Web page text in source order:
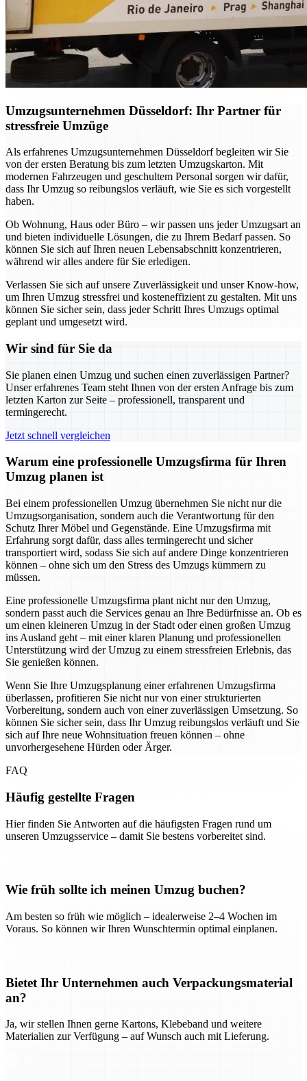
Umzugsunternehmen Düsseldorf: Ihr Partner für
stressfreie Umzüge
Als erfahrenes Umzugsunternehmen Düsseldorf begleiten wir Sie
von der ersten Beratung bis zum letzten Umzugskarton. Mit
modernen Fahrzeugen und geschultem Personal sorgen wir dafür,
dass Ihr Umzug so reibungslos verläuft, wie Sie es sich vorgestellt
haben.
Ob Wohnung, Haus oder Büro – wir passen uns jeder Umzugsart an
und bieten individuelle Lösungen, die zu Ihrem Bedarf passen. So
können Sie sich auf Ihren neuen Lebensabschnitt konzentrieren,
während wir alles andere für Sie erledigen.
Verlassen Sie sich auf unsere Zuverlässigkeit und unser Know-how,
um Ihren Umzug stressfrei und kosteneffizient zu gestalten. Mit uns
können Sie sicher sein, dass jeder Schritt Ihres Umzugs optimal
geplant und umgesetzt wird.
Wir sind für Sie da
Sie planen einen Umzug und suchen einen zuverlässigen Partner?
Unser erfahrenes Team steht Ihnen von der ersten Anfrage bis zum
letzten Karton zur Seite – professionell, transparent und
termingerecht.
Jetzt schnell vergleichen
Warum eine professionelle Umzugsfirma für Ihren
Umzug planen ist
Bei einem professionellen Umzug übernehmen Sie nicht nur die
Umzugsorganisation, sondern auch die Verantwortung für den
Schutz Ihrer Möbel und Gegenstände. Eine Umzugsfirma mit
Erfahrung sorgt dafür, dass alles termingerecht und sicher
transportiert wird, sodass Sie sich auf andere Dinge konzentrieren
können – ohne sich um den Stress des Umzugs kümmern zu
müssen.
Eine professionelle Umzugsfirma plant nicht nur den Umzug,
sondern passt auch die Services genau an Ihre Bedürfnisse an. Ob es
um einen kleineren Umzug in der Stadt oder einen großen Umzug
ins Ausland geht – mit einer klaren Planung und professionellen
Unterstützung wird der Umzug zu einem stressfreien Erlebnis, das
Sie genießen können.
Wenn Sie Ihre Umzugsplanung einer erfahrenen Umzugsfirma
überlassen, profitieren Sie nicht nur von einer strukturierten
Vorbereitung, sondern auch von einer zuverlässigen Umsetzung. So
können Sie sicher sein, dass Ihr Umzug reibungslos verläuft und Sie
sich auf Ihre neue Wohnsituation freuen können – ohne
unvorhergesehene Hürden oder Ärger.
FAQ
Häufig gestellte Fragen
Hier finden Sie Antworten auf die häufigsten Fragen rund um
unseren Umzugsservice – damit Sie bestens vorbereitet sind.
Wie früh sollte ich meinen Umzug buchen?
Am besten so früh wie möglich – idealerweise 2–4 Wochen im
Voraus. So können wir Ihren Wunschtermin optimal einplanen.
Bietet Ihr Unternehmen auch Verpackungsmaterial
an?
Ja, wir stellen Ihnen gerne Kartons, Klebeband und weitere
Materialien zur Verfügung – auf Wunsch auch mit Lieferung.